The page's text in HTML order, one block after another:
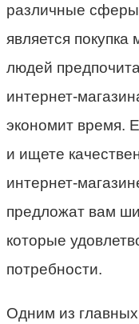
различные
является
людей
интернет-
экономит время.
и ищете
интернет-
предложат вам
которые
потребности.
Одним из